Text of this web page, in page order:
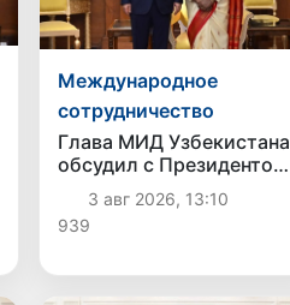
Международное
сотрудничество
Глава МИД Узбекистана
обсудил с Президентом
Индии укрепление
двусторонних связей
3 авг 2026, 13:10
939